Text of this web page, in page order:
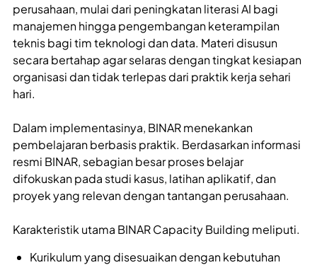
perusahaan, mulai dari peningkatan literasi AI bagi
manajemen hingga pengembangan keterampilan
teknis bagi tim teknologi dan data. Materi disusun
secara bertahap agar selaras dengan tingkat kesiapan
organisasi dan tidak terlepas dari praktik kerja sehari
hari.
Dalam implementasinya, BINAR menekankan
pembelajaran berbasis praktik. Berdasarkan informasi
resmi BINAR, sebagian besar proses belajar
difokuskan pada studi kasus, latihan aplikatif, dan
proyek yang relevan dengan tantangan perusahaan.
Karakteristik utama BINAR Capacity Building meliputi.
Kurikulum yang disesuaikan dengan kebutuhan